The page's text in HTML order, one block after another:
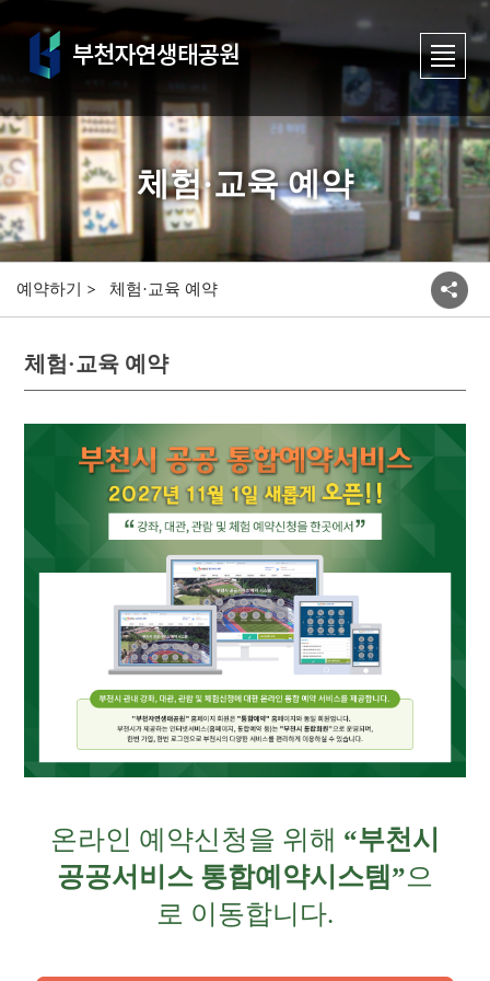
체험·교육 예약
예약하기 체험·교육 예약
체험·교육 예약
온라인 예약신청을 위해 “부천시
공공서비스 통합예약시스템”으
로 이동합니다.